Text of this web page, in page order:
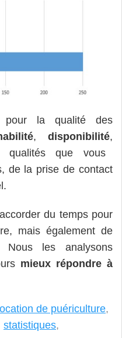
pour la qualité des
, disponibilité,
que vous
de la prise de contact
du temps pour
mais également de
Nous les analysons
mieux répondre à
de puériculture,
statistiques,